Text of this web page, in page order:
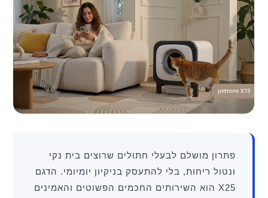
פתרון מושלם לבעלי חתולים שרוצים בית נקי
ונטול ריחות, בלי להתעסק בניקיון יומיומי. הדגם
X25 הוא השירותים החכמים הפשוטים והאמינים